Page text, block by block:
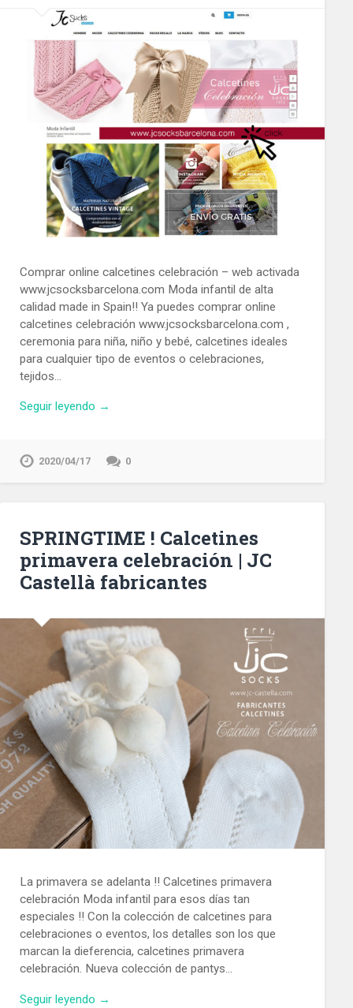
Comprar online calcetines celebración – web activada
www.jcsocksbarcelona.com Moda infantil de alta
calidad made in Spain!! Ya puedes comprar online
calcetines celebración www.jcsocksbarcelona.com ,
ceremonia para niña, niño y bebé, calcetines ideales
para cualquier tipo de eventos o celebraciones,
tejidos…
Seguir leyendo →
2020/04/17 0
SPRINGTIME ! Calcetines
primavera celebración | JC
Castellà fabricantes
La primavera se adelanta !! Calcetines primavera
celebración Moda infantil para esos días tan
especiales !! Con la colección de calcetines para
celebraciones o eventos, los detalles son los que
marcan la dieferencia, calcetines primavera
celebración. Nueva colección de pantys…
Seguir leyendo →